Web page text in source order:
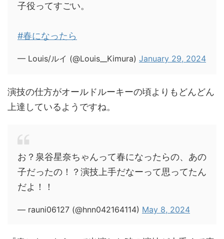
子役ってすごい。
#春になったら
— Louis/ルイ (@Louis__Kimura) January 29, 2024
演技の仕方がオールドルーキーの頃よりもどんどん
上達しているようですね。
お？泉谷星奈ちゃんって春になったらの、あの
子だったの！？演技上手だなーって思ってたん
だよ！！
— rauni06127 (@hnn042164114) May 8, 2024